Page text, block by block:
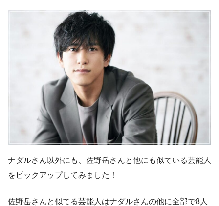
ナダルさん以外にも、佐野岳さんと他にも似ている芸能人
をピックアップしてみました！
佐野岳さんと似てる芸能人はナダルさんの他に全部で8人